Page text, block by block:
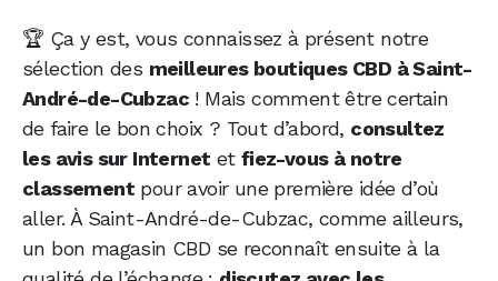
🏆 Ça y est, vous connaissez à présent notre
sélection des meilleures boutiques CBD à Saint-
André-de-Cubzac ! Mais comment être certain
de faire le bon choix ? Tout d’abord, consultez
les avis sur Internet etfiez-vous à notre
classement pour avoir une première idée d’où
aller. À Saint-André-de-Cubzac, comme ailleurs,
un bon magasin CBD se reconnaît ensuite à la